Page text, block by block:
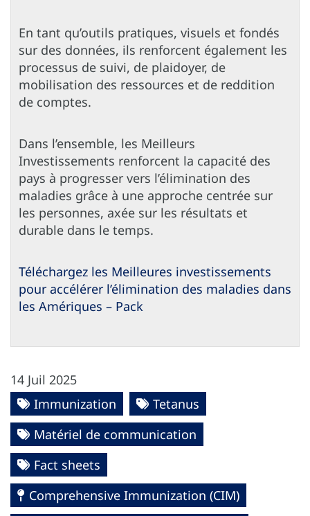
En tant qu’outils pratiques, visuels et fondés
sur des données, ils renforcent également les
processus de suivi, de plaidoyer, de
mobilisation des ressources et de reddition
de comptes.
Dans l’ensemble, les Meilleurs
Investissements renforcent la capacité des
pays à progresser vers l’élimination des
maladies grâce à une approche centrée sur
les personnes, axée sur les résultats et
durable dans le temps.
Téléchargez les Meilleures investissements
pour accélérer l’élimination des maladies dans
les Amériques – Pack
14 Juil 2025
Immunization
Tetanus
Matériel de communication
Fact sheets
Comprehensive Immunization (CIM)